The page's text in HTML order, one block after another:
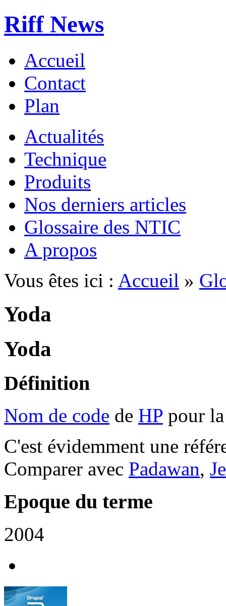
Riff News
Accueil
Contact
Plan
Actualités
Technique
Produits
Nos derniers articles
Glossaire des NTIC
A propos
Vous êtes ici : Accueil »
Yoda
Yoda
Définition
Nom de code de HP pour
C'est évidemment une
Comparer avec Padawan,
Epoque du terme
2004